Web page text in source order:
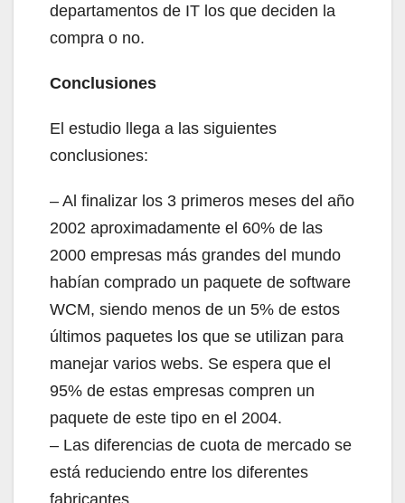
departamentos de IT los que deciden la
compra o no.
Conclusiones
El estudio llega a las siguientes
conclusiones:
– Al finalizar los 3 primeros meses del año
2002 aproximadamente el 60% de las
2000 empresas más grandes del mundo
habían comprado un paquete de software
WCM, siendo menos de un 5% de estos
últimos paquetes los que se utilizan para
manejar varios webs. Se espera que el
95% de estas empresas compren un
paquete de este tipo en el 2004.
– Las diferencias de cuota de mercado se
está reduciendo entre los diferentes
fabricantes.